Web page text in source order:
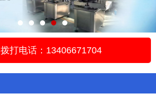
拨打电话：13406671704